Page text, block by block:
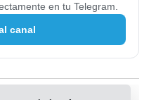
en tu Telegram.
canal